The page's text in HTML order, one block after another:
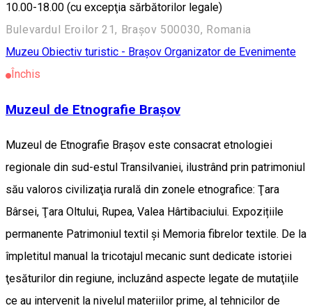
10.00-18.00 (cu excepţia sărbătorilor legale)
Bulevardul Eroilor 21, Brașov 500030, Romania
Muzeu Obiectiv turistic - Brașov Organizator de Evenimente
Închis
Muzeul de Etnografie Braşov
Muzeul de Etnografie Braşov este consacrat etnologiei
regionale din sud-estul Transilvaniei, ilustrând prin patrimoniul
său valoros civilizaţia rurală din zonele etnografice: Ţara
Bârsei, Ţara Oltului, Rupea, Valea Hârtibaciului. Expozițiile
permanente Patrimoniul textil și Memoria fibrelor textile. De la
împletitul manual la tricotajul mecanic sunt dedicate istoriei
ţesăturilor din regiune, incluzând aspecte legate de mutaţiile
ce au intervenit la nivelul materiilor prime, al tehnicilor de